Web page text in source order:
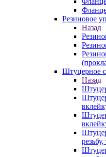
Резиновое
Назад
Штуцерное
Назад